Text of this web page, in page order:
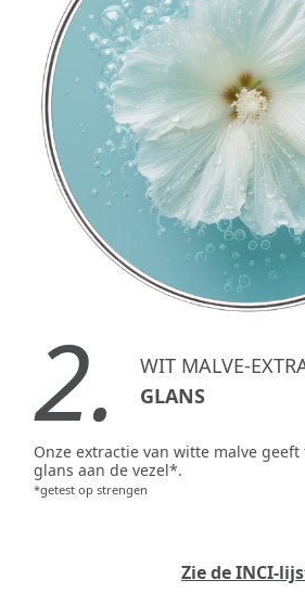
2.
WIT MALVE-
GLANS
Onze extractie van witte malve geeft
glans aan de vezel*.
*getest op strengen
Zie de INCI-